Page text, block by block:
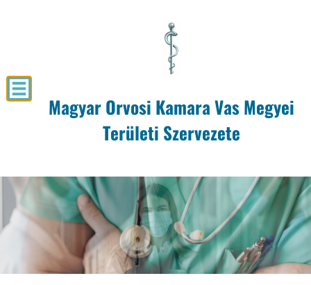
Magyar Orvosi Kamara Vas Megyei
Területi Szervezete